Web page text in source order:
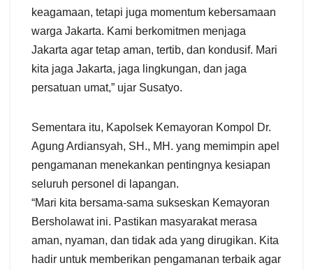
keagamaan, tetapi juga momentum kebersamaan
warga Jakarta. Kami berkomitmen menjaga
Jakarta agar tetap aman, tertib, dan kondusif. Mari
kita jaga Jakarta, jaga lingkungan, dan jaga
persatuan umat,” ujar Susatyo.
Sementara itu, Kapolsek Kemayoran Kompol Dr.
Agung Ardiansyah, SH., MH. yang memimpin apel
pengamanan menekankan pentingnya kesiapan
seluruh personel di lapangan.
“Mari kita bersama-sama sukseskan Kemayoran
Bersholawat ini. Pastikan masyarakat merasa
aman, nyaman, dan tidak ada yang dirugikan. Kita
hadir untuk memberikan pengamanan terbaik agar